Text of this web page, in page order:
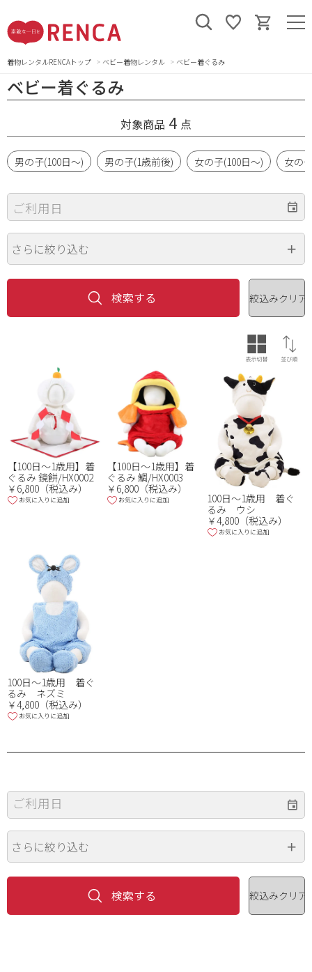
着物レンタルRENCAトップ ベビー着物レンタル ベビー着ぐるみ
ベビー着ぐるみ
対象商品 4 点
男の子(100日～) 男の子(1歳前後) 女の子(100日～) 女の
ご利用日
さらに絞り込む
【100日～1歳用】着
ぐるみ 鏡餅/HX0002
￥6,800（税込み）
お気に入りに追加
【100日～1歳用】着
ぐるみ 鯛/HX0003
￥6,800（税込み）
お気に入りに追加
100日～1歳用 着ぐ
るみ ウシ
￥4,800（税込み）
お気に入りに追加
100日～1歳用 着ぐ
るみ ネズミ
￥4,800（税込み）
お気に入りに追加
ご利用日
さらに絞り込む